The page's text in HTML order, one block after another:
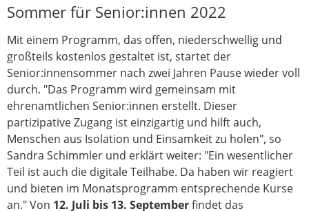
Sommer für Senior:innen 2022
Mit einem Programm, das offen, niederschwellig und
großteils kostenlos gestaltet ist, startet der
Senior:innensommer nach zwei Jahren Pause wieder voll
durch. "Das Programm wird gemeinsam mit
ehrenamtlichen Senior:innen erstellt. Dieser
partizipative Zugang ist einzigartig und hilft auch,
Menschen aus Isolation und Einsamkeit zu holen", so
Sandra Schimmler und erklärt weiter: "Ein wesentlicher
Teil ist auch die digitale Teilhabe. Da haben wir reagiert
und bieten im Monatsprogramm entsprechende Kurse
an." Von 12. Juli bis 13. Septemberfindet das